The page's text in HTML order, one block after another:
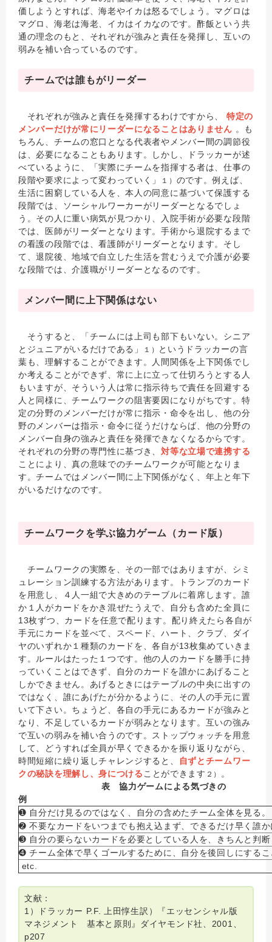
価しようとすれば、海老やイカは怒るでしょう。マグロは
マグロ、海老は海老、イカはイカなのです。酢飯という共
通の理念のもと、それぞれが強みと責任を発揮し、互いの
弱みを補い合っているのです。
チームでは誰もがリーダー
それぞれが強みと責任を発揮するわけですから、 特定の
メンバーだけが常にリーダーになることはありません 。も
ちろん、チームの窓口となる代表者やメンバー間の調節役
は、必要になることもあります。しかし、ドラッカーが述
べているように、「実際にチームを指揮する者は、仕事の
段階や要求によって変わっていく」
１） のです。例えば、
生活に困窮している人を、本人の同意に基づいて保護する
段階では、ソーシャルワーカーがリーダーとなるでしょ
う。その人に重い病気が見つかり、入院手術が必要な段階
では、医師がリーダーとなります。手術から退院するまで
の看護の段階では、看護師がリーダーとなります。そし
て、退院後、地域で自立した生活を営むうえで介護が必要
な段階では、介護職がリーダーとなるのです。
メンバー間に上下関係はない
そうすると、「チームには上司も部下もいない。シニア
とジュニアがいるだけである」
１）
というドラッカーの言
葉も、理解することができます。人間関係を上下関係でし
か考えることができず、常に上に立って仕切ろうとする人
もいますが、そういう人は常に指示待ちで責任を回避する
人と同様に、チームワークの阻害要因になりがちです。特
定の分野のメンバーだけが常に指示・命令を出し、他の分
野のメンバーは指示・命令に従うだけならば、他の分野の
メンバー自身の強みと責任を発揮できなくなるからです。
それぞれの分野の専門性に基づき、対等な立場で連携する
ことにより、真の意味でのチームワークが可能となりま
す。チームではメンバー間に上下関係がなく、年上と年下
がいるだけなのです。
チームワークを学ぶ協力ゲーム（カード版）
チームワークの実際を、その一部ではありますが、シミ
ュレーション訓練する方法があります。トランプのカード
を用意し、４人一組で大きめのテーブルに着席します。誰
か１人がカードをかき混ぜたうえで、自分も含めた全員に
13枚ずつ、カードを任意で配ります。配り終えたら各自が
手元にカードを並べて、スペード、ハート、クラブ、ダイ
ヤのいずれか１種類のカードを、各自が13枚集めていきま
す。ルールはたった１つです。他の人のカードを勝手に持
っていくことはできず、自分のカードを誰かにあげること
しかできません。あげるときにはテーブルの中央に出すの
ではなく、誰にあげたが分かるように、その人の手元に置
いて下さい。ちょうど、各自の手元にあるカードが強みと
なり、不足しているカードが弱みとなります。互いの強み
で互いの弱みを補い合うのです。ストップウォッチを用意
して、どうすれば全員が早くできるかを振り返りながら、
時間短縮に繰り返しチャレンジすると、
自ずとチームワー
クの秘訣を理解し、身につける ことができます ２）
。
表 協力ゲームによる気づきの
例
➊ 自分だけ見るのではなく、自分の含めたチーム全体を見る。
➋ 不要なカードをいつまでも抱え込まず、できるだけ早く誰
➌ 自分の要らないカードを必要としている人を、きちんと判
➍ チーム全体で早くゴールするために、自分を後回しにする
etc.
文献：
1）ドラッカー P.F. 上田惇生訳）『エッセンシャル版
マネジメント 基本と原則』ダイヤモンド社、2001、
p207